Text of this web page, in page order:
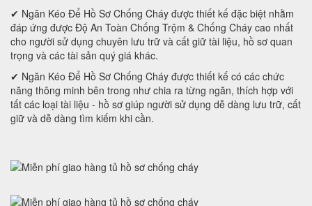
✔ Ngăn Kéo Để Hồ Sơ Chống Cháy được thiết kế đặc biệt nhằm
đáp ứng được Độ An Toàn Chống Trộm & Chống Cháy cao nhất
cho người sử dụng chuyên lưu trữ và cất giữ tài liệu, hồ sơ quan
trọng và các tài sản quý giá khác.
✔ Ngăn Kéo Để Hồ Sơ Chống Cháy được thiết kế có các chức
năng thông minh bên trong như chia ra từng ngăn, thích hợp với
tất các loại tài liệu - hồ sơ giúp người sử dụng dễ dàng lưu trữ, cất
giữ và dễ dàng tìm kiếm khi cần.